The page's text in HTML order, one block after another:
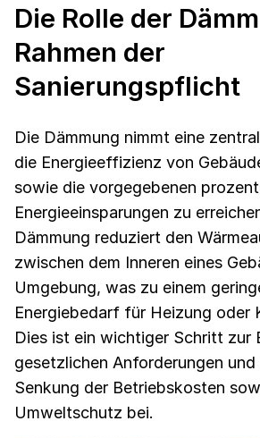
Die Rolle der
Rahmen der
Sanierungspflicht
Die Dämmung nimmt eine
die Energieeffizienz von
sowie die vorgegebenen
Energieeinsparungen zu
Dämmung reduziert den
zwischen dem Inneren eines
Umgebung, was zu einem
Energiebedarf für Heizung oder
Dies ist ein wichtiger Schritt zur
gesetzlichen Anforderungen
Senkung der Betriebskosten
Umweltschutz bei.